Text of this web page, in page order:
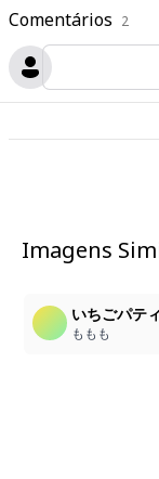
Comentários 2
Imagens
いちごパテ
ももも